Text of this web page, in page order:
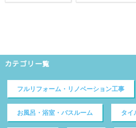
カテゴリ一覧
フルリフォーム・リノベーション工事
お風呂・浴室・バスルーム タイ